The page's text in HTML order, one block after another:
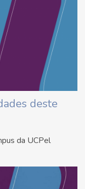
deste
da UCPel